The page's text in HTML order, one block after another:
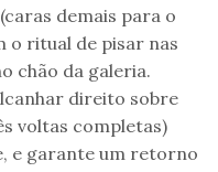
demais para o
o ritual de pisar nas
chão da galeria.
direito sobre
voltas completas)
e garante um retorno